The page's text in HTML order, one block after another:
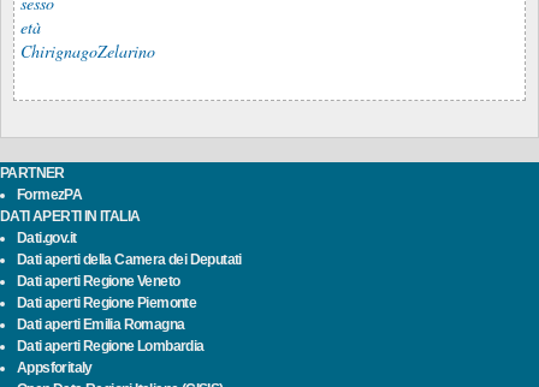
età
ChirignagoZelarino
PARTNER
FormezPA
DATI APERTI IN ITALIA
Dati.gov.it
Dati aperti della Camera dei Deputati
Dati aperti Regione Veneto
Dati aperti Regione Piemonte
Dati aperti Emilia Romagna
Dati aperti Regione Lombardia
Appsforitaly